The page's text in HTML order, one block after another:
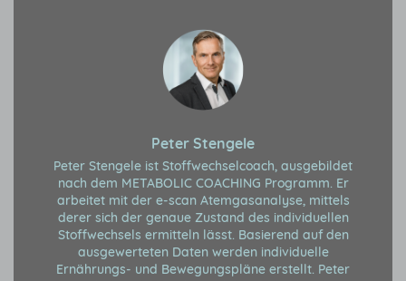
Peter Stengele
Peter Stengele ist Stoffwechselcoach, ausgebildet
nach dem METABOLIC COACHING Programm. Er
arbeitet mit der e-scan Atemgasanalyse, mittels
derer sich der genaue Zustand des individuellen
Stoffwechsels ermitteln lässt. Basierend auf den
ausgewerteten Daten werden individuelle
Ernährungs- und Bewegungspläne erstellt. Peter